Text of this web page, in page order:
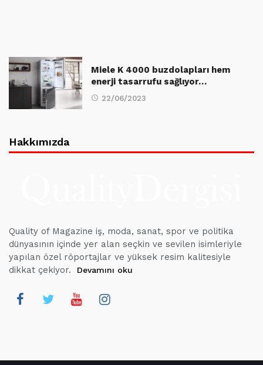
Miele K 4000 buzdolapları hem
enerji tasarrufu sağlıyor…
22/06/2023
Hakkımızda
Quality of Magazine iş, moda, sanat, spor ve politika
dünyasının içinde yer alan seçkin ve sevilen isimleriyle
yapılan özel röportajlar ve yüksek resim kalitesiyle
dikkat çekiyor.
Devamını oku